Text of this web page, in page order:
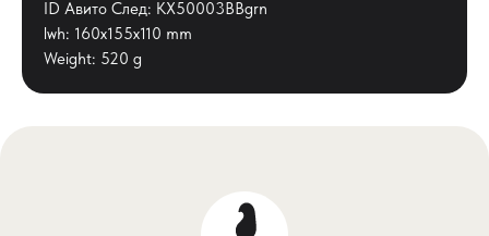
ID Авито След: KX50003BBgrn
lwh: 160x155x110 mm
Weight: 520 g